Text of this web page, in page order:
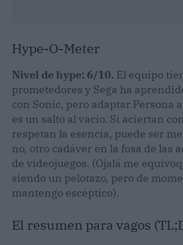
Hype-O-Meter
Nivel de hype: 6/10. El equipo
prometedores y Sega ha
con Sonic, pero adaptar Persona
es un salto al vacío. Si aciertan
respetan la esencia, puede ser
no, otro cadáver en la fosa de las
de videojuegos. (Ojalá me
siendo un pelotazo, pero de
mantengo escéptico).
El resumen para vagos